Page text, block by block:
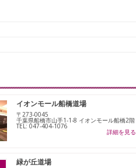
イオンモール船橋道場
〒273-0045
千葉県船橋市山手1-1-8 イオンモール船橋2階
TEL: 047-404-1076
詳細を見る
緑が丘道場